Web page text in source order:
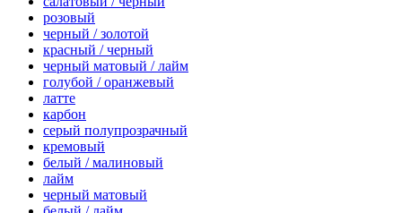
розовый
черный / золотой
красный / черный
черный матовый / лайм
голубой / оранжевый
латте
карбон
серый полупрозрачный
кремовый
белый / малиновый
лайм
черный матовый